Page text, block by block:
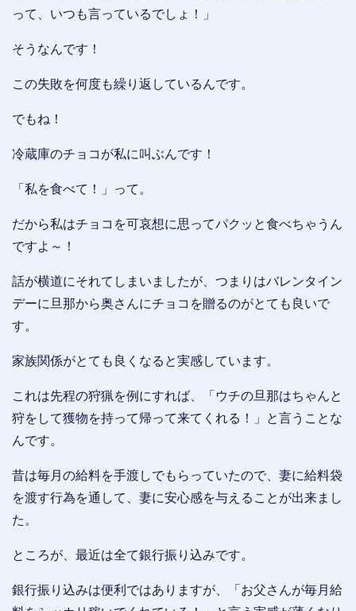
って、いつも言っているでしょ！」
そうなんです！
この失敗を何度も繰り返しているんです。
でもね！
冷蔵庫のチョコが私に叫ぶんです！
「私を食べて！」って。
だから私はチョコを可哀想に思ってパクッと食べちゃうん
ですよ～！
話が横道にそれてしまいましたが、つまりはバレンタイン
デーに旦那から奥さんにチョコを贈るのがとても良いで
す。
家族関係がとても良くなると実感しています。
これは先程の狩猟を例にすれば、「ウチの旦那はちゃんと
狩をして獲物を持って帰って来てくれる！」と言うことな
んです。
昔は毎月の給料を手渡しでもらっていたので、妻に給料袋
を渡す行為を通して、妻に安心感を与えることが出来まし
た。
ところが、最近は全て銀行振り込みです。
銀行振り込みは便利ではありますが、「お父さんが毎月給